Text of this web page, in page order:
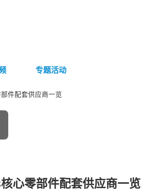
专题活动
件配套供应商一览
心零部件配套供应商一览